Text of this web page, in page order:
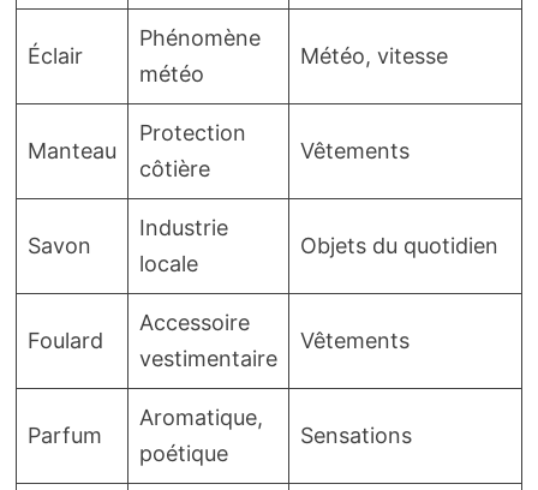
Éclair
Phénomène
météo
Météo, vitesse
Manteau
Protection
côtière
Vêtements
Savon
Industrie
locale
Objets du quotidien
Foulard
Accessoire
vestimentaire
Vêtements
Parfum
Aromatique,
poétique
Sensations